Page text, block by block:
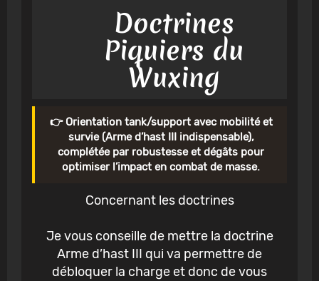
Doctrines
Piquiers du
Wuxing
👉 Orientation tank/support avec mobilité et
survie (Arme d’hast III indispensable),
complétée par robustesse et dégâts pour
optimiser l’impact en combat de masse.
Concernant les doctrines
Je vous conseille de mettre la doctrine
Arme d’hast III qui va permettre de
débloquer la charge et donc de vous